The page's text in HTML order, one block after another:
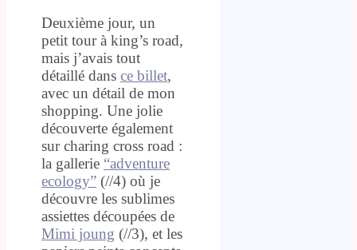
Deuxième jour, un
petit tour à king’s road,
mais j’avais tout
détaillé dans ce billet,
avec un détail de mon
shopping. Une jolie
découverte également
sur charing cross road :
la gallerie “adventure
ecology” (//4) où je
découvre les sublimes
assiettes découpées de
Mimi joung (//3), et les